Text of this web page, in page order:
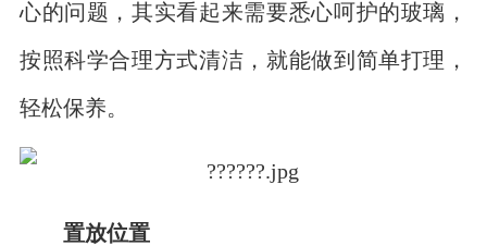
心的问题，其实看起来需要悉心呵护的玻璃，
按照科学合理方式清洁，就能做到简单打理，
轻松保养。
置放位置